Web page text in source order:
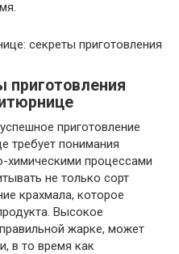
приготовления
приготовление
требует понимания
химическими процессами
не только сорт
крахмала, которое
Высокое
жарке, может
в то время как